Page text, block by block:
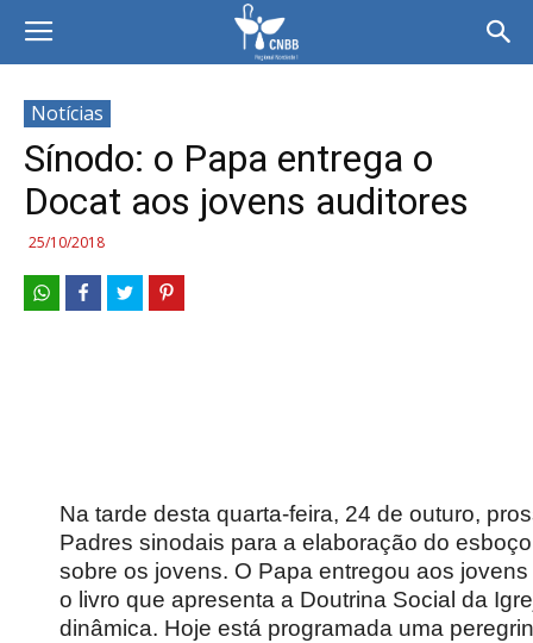
Notícias
Sínodo: o Papa entrega o
Docat aos jovens auditores
25/10/2018
Na tarde desta quarta-feira, 24 de outuro,
Padres sinodais para a elaboração do
sobre os jovens. O Papa entregou aos
o livro que apresenta a Doutrina Social da
dinâmica. Hoje está programada uma